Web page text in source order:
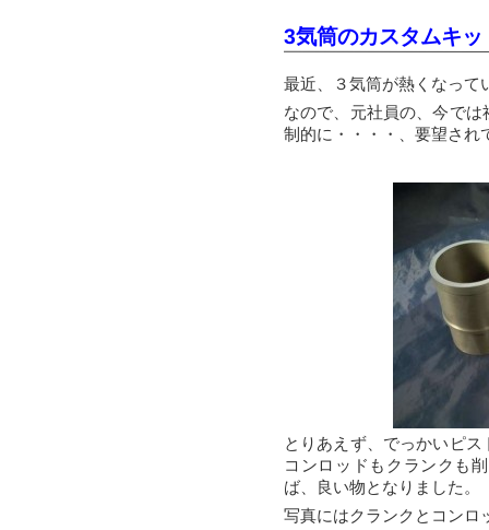
3気筒のカスタムキッ
最近、３気筒が熱くなって
なので、元社員の、今で
制的に・・・・、要望され
とりあえず、でっかいピ
コンロッドもクランクも
ば、良い物となりました。
写真にはクランクとコンロ